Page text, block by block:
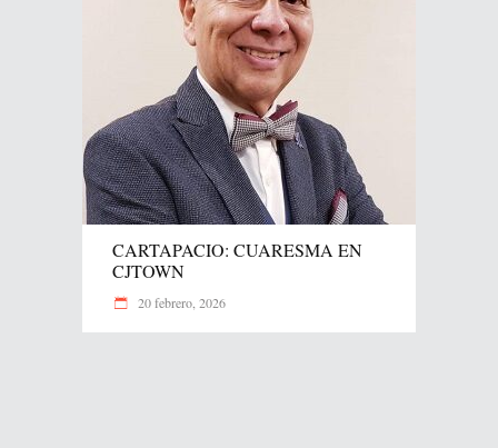
CARTAPACIO: CUARESMA EN
CJTOWN
20 febrero, 2026